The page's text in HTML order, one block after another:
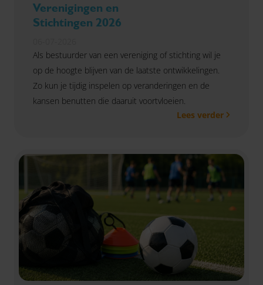
Verenigingen en
Stichtingen 2026
Als bestuurder van een vereniging of stichting wil je
op de hoogte blijven van de laatste ontwikkelingen.
Zo kun je tijdig inspelen op veranderingen en de
kansen benutten die daaruit voortvloeien.
Lees verder